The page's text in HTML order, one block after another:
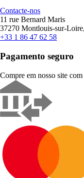
Contacte-nos
11 rue Bernard Maris
37270 Montlouis-sur-
+33 1 86 47 62 58
Pagamento seguro
Compre em nosso site